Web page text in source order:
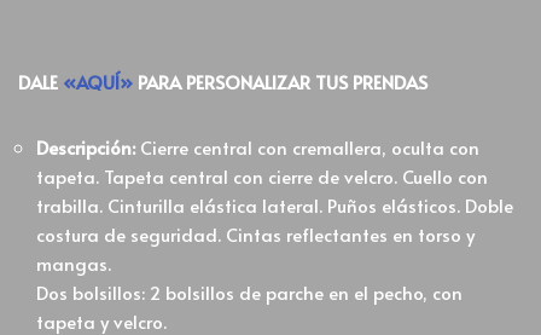
DALE «AQUÍ» PARA PERSONALIZAR TUS PRENDAS
Descripción:Cierre central con cremallera, oculta con
tapeta. Tapeta central con cierre de velcro. Cuello con
trabilla. Cinturilla elástica lateral. Puños elásticos. Doble
costura de seguridad. Cintas reflectantes en torso y
mangas.
Dos bolsillos: 2 bolsillos de parche en el pecho, con
tapeta y velcro.